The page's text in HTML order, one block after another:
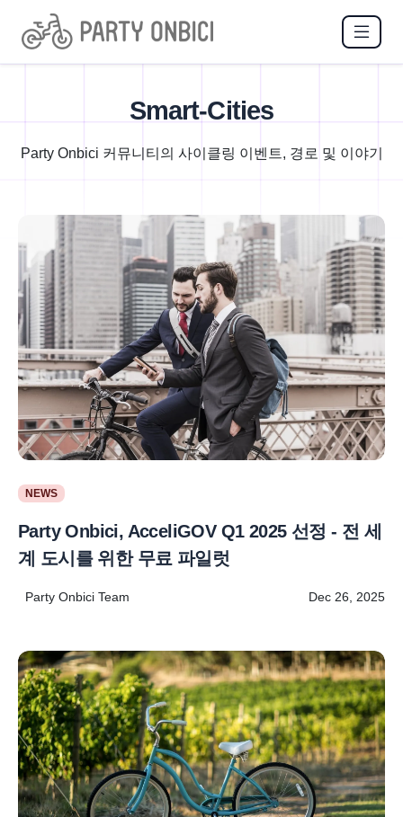
Smart-Cities
Party Onbici 커뮤니티의 사이클링 이벤트, 경로 및 이야기
NEWS
Party Onbici, AcceliGOV Q1 2025 선정 - 전 세
계 도시를 위한 무료 파일럿
Party Onbici Team Dec 26, 2025